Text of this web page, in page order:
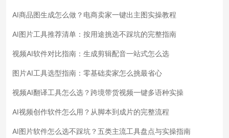
AI商品图生成怎么做？电商卖家一键出主图实操教程
AI图片工具推荐清单：按用途挑选不踩坑的完整指南
视频AI软件对比指南：生成剪辑配音一站式怎么选
图片AI工具选型指南：零基础卖家怎么挑最省心
视频AI翻译工具怎么选？跨境带货视频一键多语种实操
AI视频创作软件怎么用？从脚本到成片的完整流程
AI图片软件怎么选不踩坑？五类主流工具盘点与实操指南